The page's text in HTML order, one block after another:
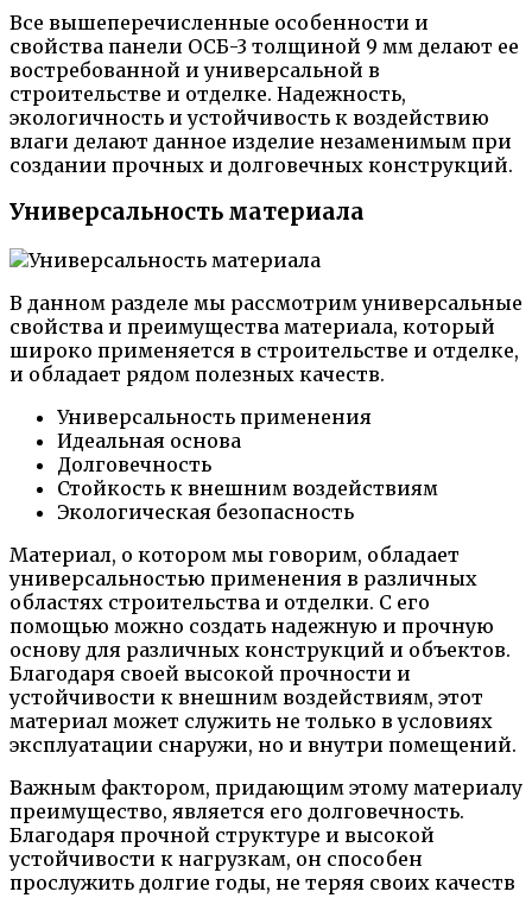
Все вышеперечисленные особенности и
свойства панели ОСБ-3 толщиной 9 мм делают ее
востребованной и универсальной в
строительстве и отделке. Надежность,
экологичность и устойчивость к воздействию
влаги делают данное изделие незаменимым при
создании прочных и долговечных конструкций.
Универсальность материала
В данном разделе мы рассмотрим универсальные
свойства и преимущества материала, который
широко применяется в строительстве и отделке,
и обладает рядом полезных качеств.
Универсальность применения
Идеальная основа
Долговечность
Стойкость к внешним воздействиям
Экологическая безопасность
Материал, о котором мы говорим, обладает
универсальностью применения в различных
областях строительства и отделки. С его
помощью можно создать надежную и прочную
основу для различных конструкций и объектов.
Благодаря своей высокой прочности и
устойчивости к внешним воздействиям, этот
материал может служить не только в условиях
эксплуатации снаружи, но и внутри помещений.
Важным фактором, придающим этому материалу
преимущество, является его долговечность.
Благодаря прочной структуре и высокой
устойчивости к нагрузкам, он способен
прослужить долгие годы, не теряя своих качеств